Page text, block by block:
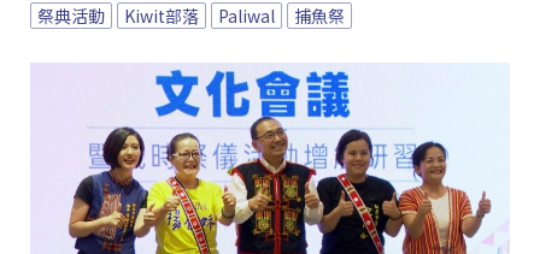
祭典活動 Kiwit部落 Paliwal 捕魚祭